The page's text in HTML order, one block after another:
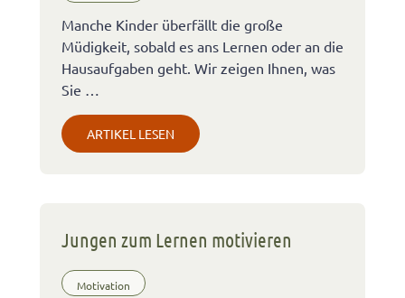
Manche Kinder überfällt die große
Müdigkeit, sobald es ans Lernen oder an die
Hausaufgaben geht. Wir zeigen Ihnen, was
Sie …
ARTIKEL LESEN
Jungen zum Lernen motivieren
Motivation